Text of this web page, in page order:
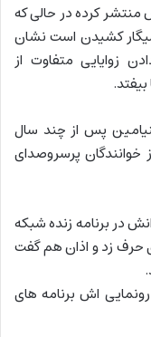
منتشر کرده در حالی که
کشیدن است نشان
زوایایی متفاوت از
پس از چند سال
پرسروصدای
در برنامه زنده شبکه
حرف زد و اذان هم گفت
رونمایی اش برنامه های